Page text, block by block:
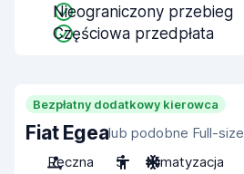
Nieograniczony przebieg
Częściowa przedpłata
Bezpłatny dodatkowy kierowca
Fiat Egealub podobne Full-size
Ręczna
5 Klimatyzacja